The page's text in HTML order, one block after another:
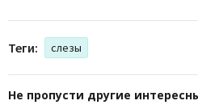
Теги: слезы
Не пропусти другие